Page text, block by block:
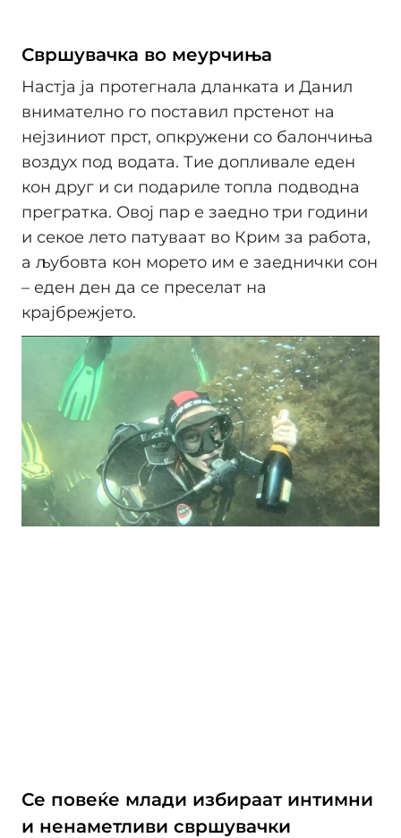
Свршувачка во меурчиња
Настја ја протегнала дланката и Данил
внимателно го поставил прстенот на
нејзиниот прст, опкружени со балончиња
воздух под водата. Тие допливале еден
кон друг и си подариле топла подводна
прегратка. Овој пар е заедно три години
и секое лето патуваат во Крим за работа,
а љубовта кон морето им е заеднички сон
– еден ден да се преселат на
крајбрежјето.
Се повеќе млади избираат интимни
и ненаметливи свршувачки